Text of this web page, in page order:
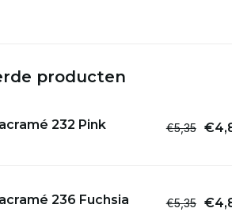
producten
232 Pink €5,35
236 Fuchsia €5,35